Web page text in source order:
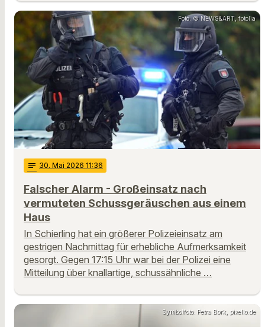
Foto: © NEWS&ART, fotolia
notes 30. Mai 2026 11:36
Falscher Alarm - Großeinsatz nach
vermuteten Schussgeräuschen aus einem
Haus
In Schierling hat ein größerer Polizeieinsatz am
gestrigen Nachmittag für erhebliche Aufmerksamkeit
gesorgt. Gegen 17:15 Uhr war bei der Polizei eine
Mitteilung über knallartige, schussähnliche …
Symbolfoto: Petra Bork, pixelio.de